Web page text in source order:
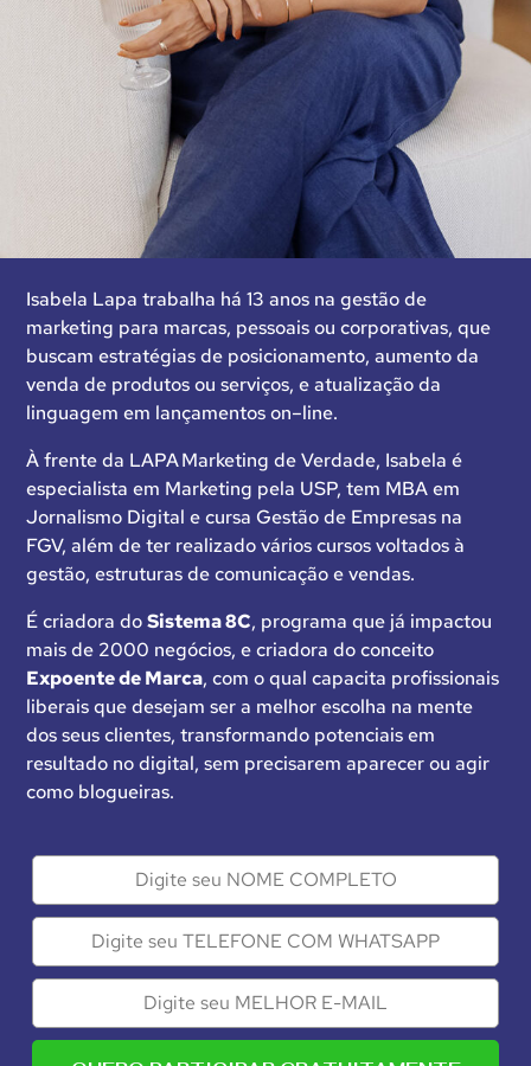
Isabela Lapa trabalha há 13 anos na gestão de
marketing para marcas, pessoais ou corporativas, que
buscam estratégias de posicionamento, aumento da
venda de produtos ou serviços, e atualização da
linguagem em lançamentos on–line.
À frente da LAPA Marketing de Verdade, Isabela é
especialista em Marketing pela USP, tem MBA em
Jornalismo Digital e cursa Gestão de Empresas na
FGV, além de ter realizado vários cursos voltados à
gestão, estruturas de comunicação e vendas.
É criadora doSistema 8C, programa que já impactou
mais de 2000 negócios, e criadora do conceito
Expoente de Marca, com o qual capacita profissionais
liberais que desejam ser a melhor escolha na mente
dos seus clientes, transformando potenciais em
resultado no digital, sem precisarem aparecer ou agir
como blogueiras.